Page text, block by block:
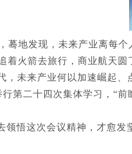
蓦地发现，未来产业离每
着火箭去旅行，商业航天
未来产业何以加速崛起、
第二十四次集体学习，“
领悟这次会议精神，才愈